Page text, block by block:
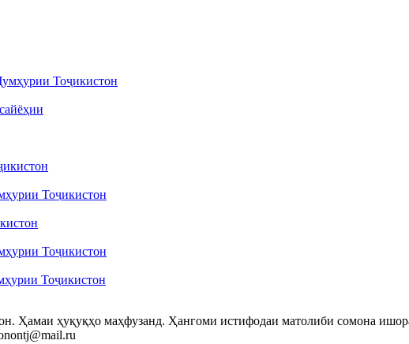
Тоҷикистон
Тоҷикистон
Тоҷикистон
Тоҷикистон
Ҳамаи ҳуқуқҳо маҳфузанд. Ҳангоми истифодаи матолиби сомона